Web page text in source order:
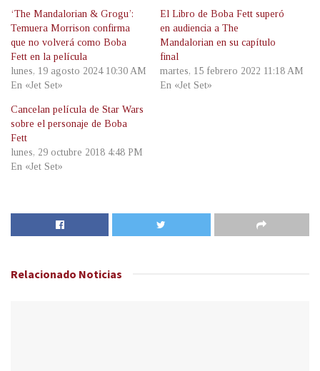
‘The Mandalorian & Grogu’:
Temuera Morrison confirma
que no volverá como Boba
Fett en la película
lunes, 19 agosto 2024 10:30 AM
En «Jet Set»
El Libro de Boba Fett superó
en audiencia a The
Mandalorian en su capítulo
final
martes, 15 febrero 2022 11:18 AM
En «Jet Set»
Cancelan película de Star Wars
sobre el personaje de Boba
Fett
lunes, 29 octubre 2018 4:48 PM
En «Jet Set»
Relacionado Noticias